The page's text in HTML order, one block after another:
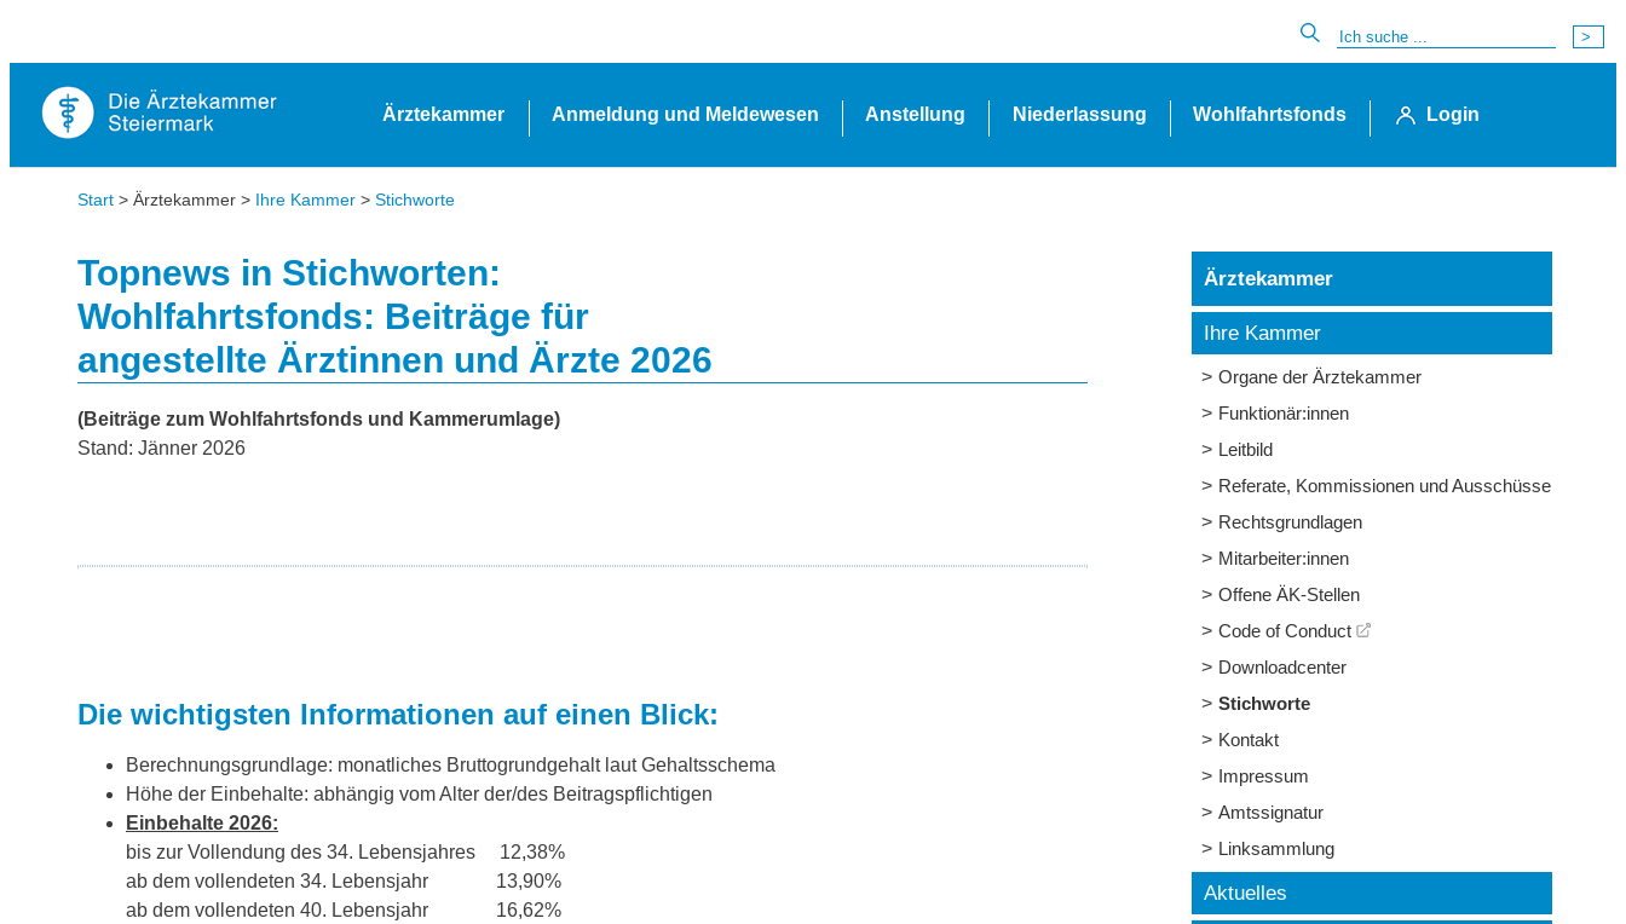
Ärztekammer Anmeldung und Meldewesen Anstellung Niederlassung Wohlfahrtsfonds Login
Start > Ärztekammer > Ihre Kammer > Stichworte
Topnews in Stichworten:
Wohlfahrtsfonds: Beiträge für
angestellte Ärztinnen und Ärzte 2026
(Beiträge zum Wohlfahrtsfonds und Kammerumlage)
Stand: Jänner 2026
Die wichtigsten Informationen auf einen Blick:
Berechnungsgrundlage: monatliches Bruttogrundgehalt laut Gehaltsschema
Höhe der Einbehalte: abhängig vom Alter der/des Beitragspflichtigen
Einbehalte 2026:
bis zur Vollendung des 34. Lebensjahres 12,38%
ab dem vollendeten 34. Lebensjahr 13,90%
ab dem vollendeten 40. Lebensjahr 16,62%
Ärztekammer
Ihre Kammer
Organe der Ärztekammer
Funktionär:innen
Leitbild
Referate, Kommissionen und Ausschüsse
Rechtsgrundlagen
Mitarbeiter:innen
Offene ÄK-Stellen
Code of Conduct
Downloadcenter
Stichworte
Kontakt
Impressum
Amtssignatur
Linksammlung
Aktuelles